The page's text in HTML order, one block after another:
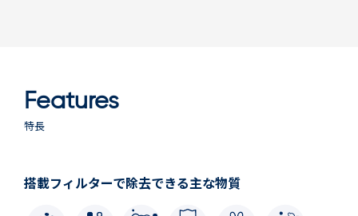
Features
特長
搭載フィルターで除去できる主な物質